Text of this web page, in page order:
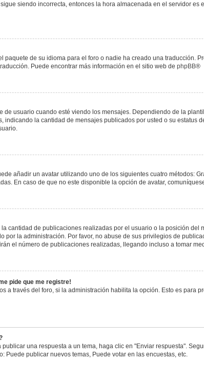
siendo incorrecta, entonces la hora almacenada en el servidor es
paquete de su idioma para el foro o nadie ha creado una traducción.
Puede encontrar más información en el sitio web de phpBB®
usuario cuando esté viendo los mensajes. Dependiendo de la
indicando la cantidad de mensajes publicados por usted o su estatus
añadir un avatar utilizando uno de los siguientes cuatro métodos:
En caso de que no este disponible la opción de avatar,
cantidad de publicaciones realizadas por el usuario o la posición del
por la administración. Por favor, no abuse de sus privilegios de
el número de publicaciones realizadas, llegando incluso a tomar
pide que me registre!
a través del foro, si la administración habilita la opción. Esto es para
una respuesta a un tema, haga clic en "Enviar respuesta".
Puede publicar nuevos temas, Puede votar en las encuestas, etc.